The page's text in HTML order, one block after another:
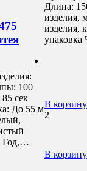
В корзину
2
100
сек
До 55 м
Год,…
Длина:
изделия,
изделия,
упаковка
В корзину